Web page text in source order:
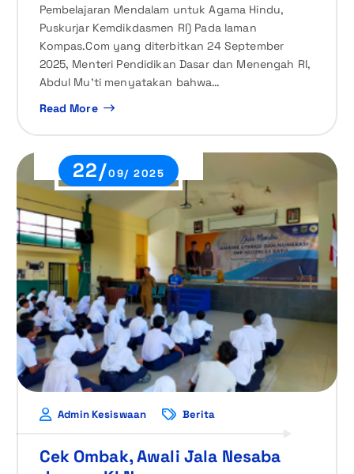
Pembelajaran Mendalam untuk Agama Hindu,
Puskurjar Kemdikdasmen RI) Pada laman
Kompas.Com yang diterbitkan 24 September
2025, Menteri Pendidikan Dasar dan Menengah RI,
Abdul Mu’ti menyatakan bahwa…
Read More
22/09/ 2025
Admin Kesiswaan Berita
Cek Ombak, Awali Jala Nesaba